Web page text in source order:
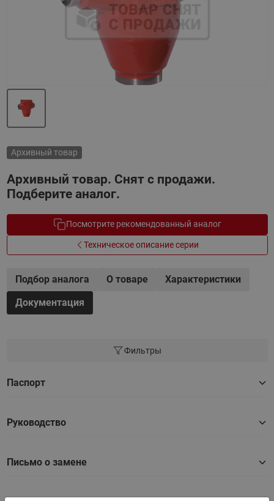
Архивный товар
Архивный товар. Снят с продажи.
Подберите аналог.
Посмотрите рекомендованный аналог
Техническое описание серии
Подбор аналога О товаре
Характеристики
Документация
Фильтры
Паспорт
Руководство
Письмо о замене